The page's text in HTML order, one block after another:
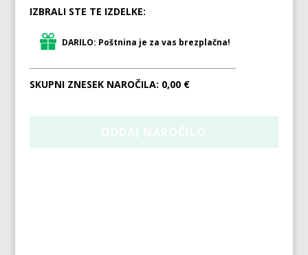
IZBRALI STE TE IZDELKE:
DARILO: Poštnina je za vas brezplačna!
SKUPNI ZNESEK NAROČILA: 0,00 €